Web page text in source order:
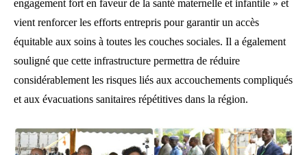
engagement fort en faveur de la santé maternelle et infantile » et
vient renforcer les efforts entrepris pour garantir un accès
équitable aux soins à toutes les couches sociales. Il a également
souligné que cette infrastructure permettra de réduire
considérablement les risques liés aux accouchements compliqués
et aux évacuations sanitaires répétitives dans la région.